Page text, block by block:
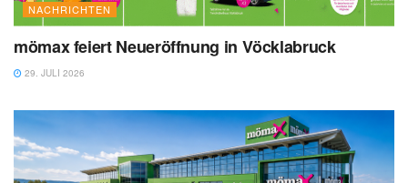
NACHRICHTEN
mömax feiert Neueröffnung in Vöcklabruck
29. JULI 2026